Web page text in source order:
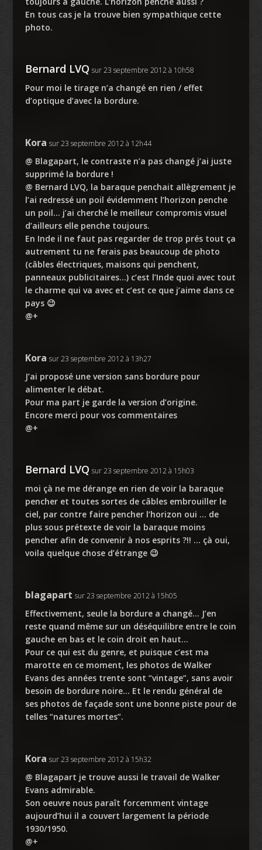
En tous cas je la trouve bien sympathique cette
photo.
Bernard LVQ sur 23 septembre 2012 à 10h58
Pour moi le tirage n’a changé en rien / effet
d’optique d’avec la bordure.
Kora sur 23 septembre 2012 à 12h44
@ Blagapart, le contraste n’a pas changé j’ai juste
supprimé la bordure !
@ Bernard LVQ, la baraque penchait allègrement je
l’ai redressé un poil évidemment l’horizon penche
un poil… j’ai cherché le meilleur compromis visuel
d’ailleurs elle penche toujours.
En Inde il ne faut pas regarder de trop prés tout ça
autrement tu ne ferais pas beaucoup de photo
(câbles électriques, maisons qui penchent,
panneaux publicitaires…) c’est l’Inde quoi avec tout
le charme qui va avec et c’est ce que j’aime dans ce
pays 😉
@+
Kora sur 23 septembre 2012 à 13h27
J’ai proposé une version sans bordure pour
alimenter le débat.
Pour ma part je garde la version d’origine.
Encore merci pour vos commentaires
@+
Bernard LVQ sur 23 septembre 2012 à 15h03
moi çà ne me dérange en rien de voir la baraque
pencher et toutes sortes de câbles embrouiller le
ciel, par contre faire pencher l’horizon oui … de
plus sous prétexte de voir la baraque moins
pencher afin de convenir à nos esprits ?!! … çà oui,
voila quelque chose d’étrange 😉
blagapart sur 23 septembre 2012 à 15h05
Effectivement, seule la bordure a changé… J’en
reste quand même sur un déséquilibre entre le coin
gauche en bas et le coin droit en haut…
Pour ce qui est du genre, et puisque c’est ma
marotte en ce moment, les photos de Walker
Evans des années trente sont “vintage”, sans avoir
besoin de bordure noire… Et le rendu général de
ses photos de façade sont une bonne piste pour de
telles “natures mortes”.
Kora sur 23 septembre 2012 à 15h32
@ Blagapart je trouve aussi le travail de Walker
Evans admirable.
Son oeuvre nous paraît forcemment vintage
aujourd’hui il a couvert largement la période
1930/1950.
@+